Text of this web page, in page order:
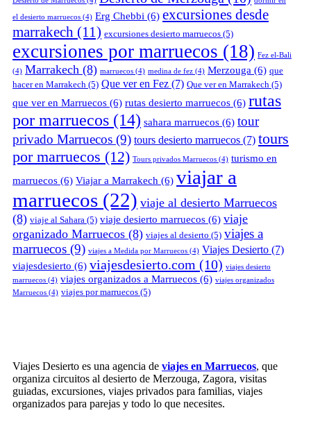
el desierto marruecos (4) Erg Chebbi (6) excursiones desde
marrakech (11) excursiones desierto marruecos (5)
excursiones por marruecos (18) Fez el-Bali
(4) Marrakech (8) marruecos (4) medina de fez (4) Merzouga (6) que
hacer en Marrakech (5) Que ver en Fez (7) Que ver en Marrakech (5)
que ver en Marruecos (6) rutas desierto marruecos (6) rutas
por marruecos (14) sahara marruecos (6) tour
privado Marruecos (9) tours desierto marruecos (7) tours
por marruecos (12) Tours privados Marruecos (4) turismo en
marruecos (6) Viajar a Marrakech (6) viajar a
marruecos (22) viaje al desierto Marruecos
(8) viaje al Sahara (5) viaje desierto marruecos (6) viaje
organizado Marruecos (8) viajes al desierto (5) viajes a
marruecos (9) viajes a Medida por Marruecos (4) Viajes Desierto (7)
viajesdesierto (6) viajesdesierto.com (10) viajes desierto
marruecos (4) viajes organizados a Marruecos (6) viajes organizados
Marruecos (4) viajes por marruecos (5)
Viajes Desierto es una agencia de viajes en Marruecos, que
organiza circuitos al desierto de Merzouga, Zagora, visitas
guiadas, excursiones, viajes privados para familias, viajes
organizados para parejas y todo lo que necesites.